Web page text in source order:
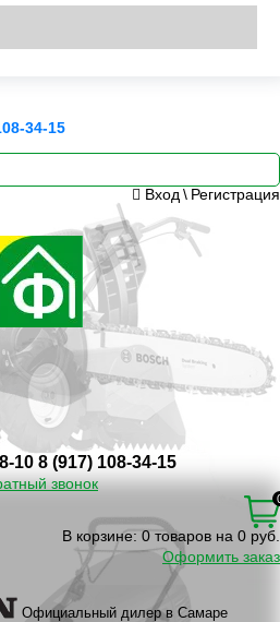
34-15
Вход \ Регистрация
10 8 (917) 108-34-15
звонок
В корзине: 0 товаров на 0 руб.
Оформить заказ
Официальный дилер в Самаре